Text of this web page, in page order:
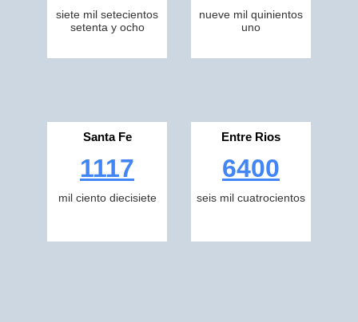
siete mil setecientos
setenta y ocho
nueve mil quinientos
uno
Santa Fe
1117
mil ciento diecisiete
Entre Rios
6400
seis mil cuatrocientos